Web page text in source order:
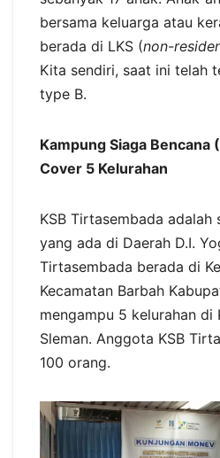
bersama keluarga atau
berada di LKS (non-
Kita sendiri, saat ini telah
type B.
Kampung Siaga Bencana
Cover 5 Kelurahan
KSB Tirtasembada adalah
yang ada di Daerah D.I.
Tirtasembada berada di
Kecamatan Barbah
mengampu 5 kelurahan di
Sleman. Anggota KSB
100 orang.